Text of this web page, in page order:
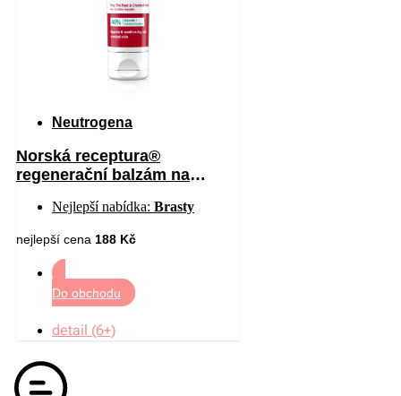
Neutrogena
Norská receptura®
regenerační balzám na
Nejlepší nabídka: Brasty
nejlepší cena 188 Kč
Do obchodu
detail (6+)